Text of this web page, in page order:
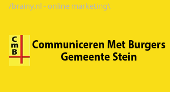
/brainy.nl - online marketing\